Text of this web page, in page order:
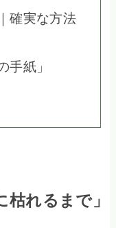
確実な方法
手紙」
れるまで」